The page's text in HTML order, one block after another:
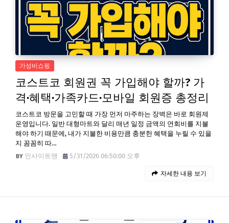
가성비쇼핑
코스트코 회원권 꼭 가입해야 할까? 가
격·혜택·가족카드·모바일 회원증 총정리
코스트코 방문을 고민할 때 가장 먼저 마주하는 장벽은 바로 회원제
운영입니다. 일반 대형마트와 달리 매년 일정 금액의 연회비를 지불
해야 하기 때문에, 내가 지불한 비용만큼 충분한 혜택을 누릴 수 있을
지 꼼꼼히 따…
인사이트맨
5/31/2026 06:50:00 오후
자세한 내용 보기